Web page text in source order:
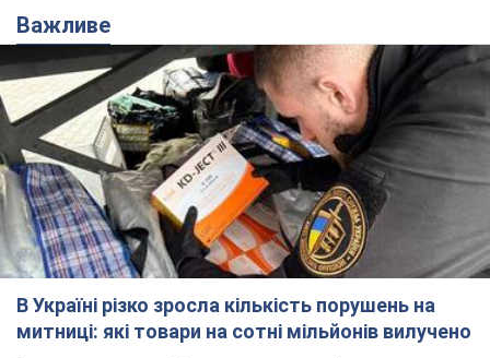
Важливе
В Україні різко зросла кількість порушень на
митниці: які товари на сотні мільйонів вилучено